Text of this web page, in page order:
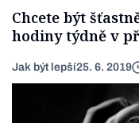
Chcete být
hodiny týdně v
Jak být lepší25. 6. 2019